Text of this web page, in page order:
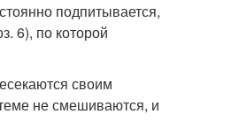
подпитывается,
6), по которой
своим
не смешиваются, и